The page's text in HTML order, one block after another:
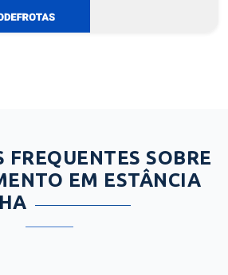
FREQUENTES SOBRE
EM ESTÂNCIA